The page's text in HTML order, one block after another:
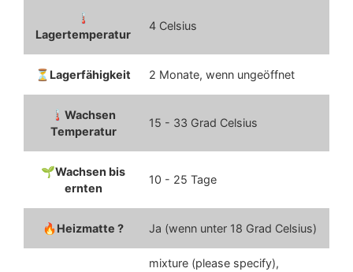
Lagertemperatur
4 Celsius
Lagerfähigkeit 2 Monate, wenn ungeöffnet
Wachsen
Temperatur
15 - 33 Grad Celsius
Wachsen bis
ernten
10 - 25 Tage
Heizmatte ? Ja (wenn unter 18 Grad Celsius)
mixture (please specify),